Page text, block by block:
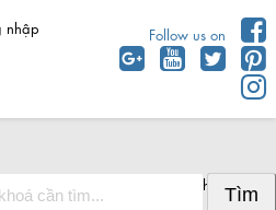
Follow us on
chia sẻ thông tin Sài Gòn hôm nay